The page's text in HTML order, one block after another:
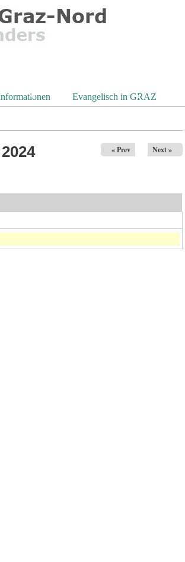
Evangelisch in GRAZ
« Prev Next »